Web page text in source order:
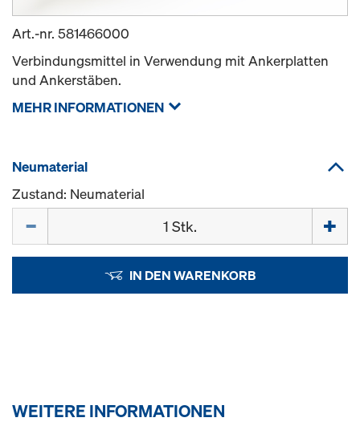
Art.-nr. 581466000
Verbindungsmittel in Verwendung mit Ankerplatten
und Ankerstäben.
MEHR INFORMATIONEN
Neumaterial
Zustand: Neumaterial
IN DEN WARENKORB
WEITERE INFORMATIONEN